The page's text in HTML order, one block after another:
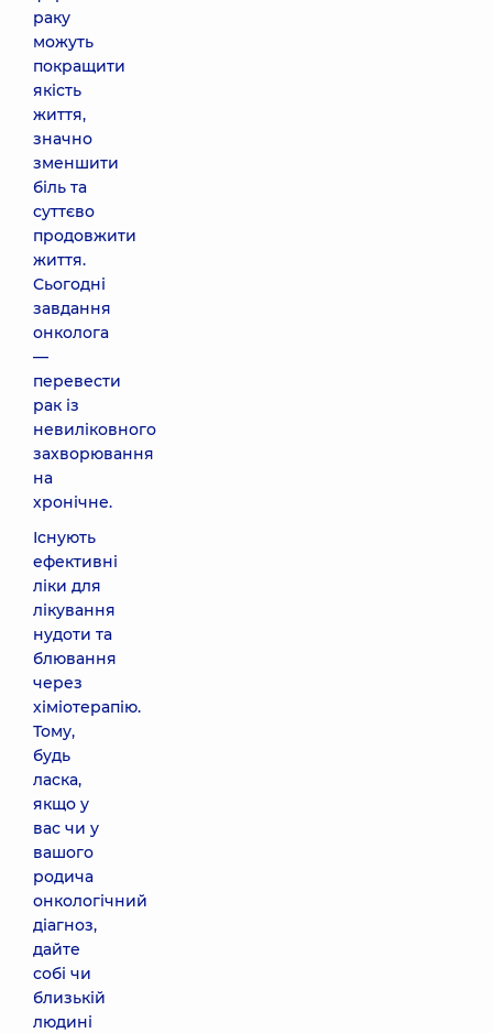
раку
можуть
покращити
якість
життя,
значно
зменшити
біль та
суттєво
продовжити
життя.
Сьогодні
завдання
онколога
—
перевести
рак із
невиліковного
захворювання
на
хронічне.
Існують
ефективні
ліки для
лікування
нудоти та
блювання
через
хіміотерапію.
Тому,
будь
ласка,
якщо у
вас чи у
вашого
родича
онкологічний
діагноз,
дайте
собі чи
близькій
людині